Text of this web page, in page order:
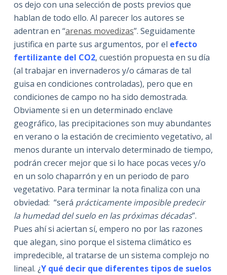
os dejo con una selección de posts previos que
hablan de todo ello. Al parecer los autores se
adentran en “arenas movedizas”. Seguidamente
justifica en parte sus argumentos, por el efecto
fertilizante del CO2, cuestión propuesta en su día
(al trabajar en invernaderos y/o cámaras de tal
guisa en condiciones controladas), pero que en
condiciones de campo no ha sido demostrada.
Obviamente si en un determinado enclave
geográfico, las precipitaciones son muy abundantes
en verano o la estación de crecimiento vegetativo, al
menos durante un intervalo determinado de tiempo,
podrán crecer mejor que si lo hace pocas veces y/o
en un solo chaparrón y en un periodo de paro
vegetativo. Para terminar la nota finaliza con una
obviedad: “será prácticamente imposible predecir
la humedad del suelo en las próximas décadas”.
Pues ahí si aciertan sí, empero no por las razones
que alegan, sino porque el sistema climático es
impredecible, al tratarse de un sistema complejo no
lineal. ¿Y qué decir que diferentes tipos de suelos